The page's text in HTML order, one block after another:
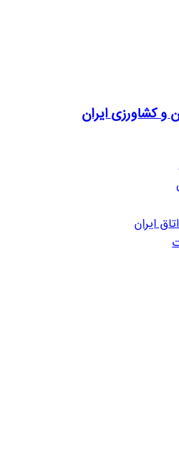
و کشاورزی ایران
ایران